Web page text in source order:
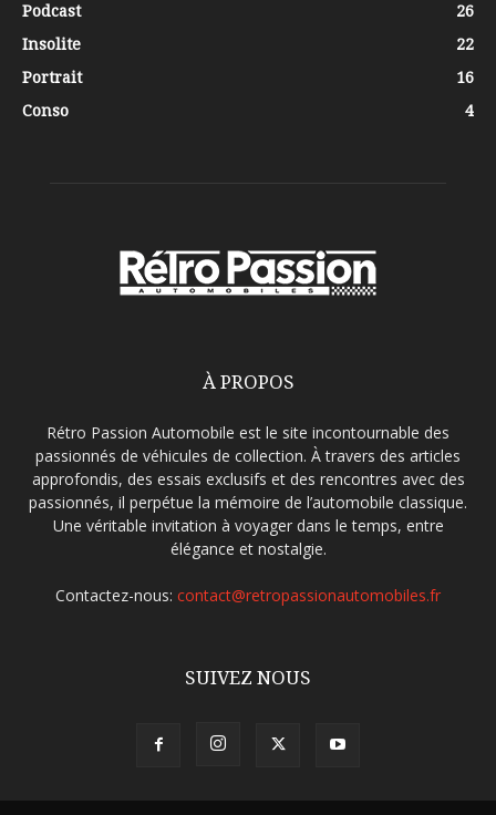
Podcast
26
Insolite
22
Portrait
16
Conso
4
À PROPOS
Rétro Passion Automobile est le site incontournable des
passionnés de véhicules de collection. À travers des articles
approfondis, des essais exclusifs et des rencontres avec des
passionnés, il perpétue la mémoire de l’automobile classique.
Une véritable invitation à voyager dans le temps, entre
élégance et nostalgie.
Contactez-nous: contact@retropassionautomobiles.fr
SUIVEZ NOUS